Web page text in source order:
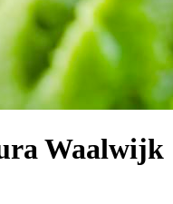
Waalwijk